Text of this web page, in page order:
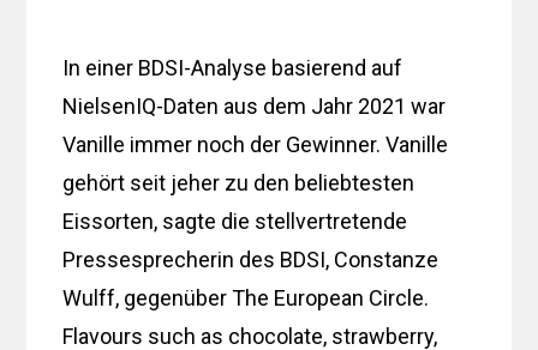
In einer BDSI-Analyse basierend auf
NielsenIQ-Daten aus dem Jahr 2021 war
Vanille immer noch der Gewinner. Vanille
gehört seit jeher zu den beliebtesten
Eissorten, sagte die stellvertretende
Pressesprecherin des BDSI, Constanze
Wulff, gegenüber The European Circle.
Flavours such as chocolate, strawberry,